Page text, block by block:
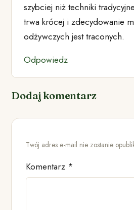
szybciej niż techniki
trwa krócej i zdecydowanie
odżywczych jest traconych.
Odpowiedz
Dodaj komentarz
Twój adres e-mail nie zostanie
Komentarz *